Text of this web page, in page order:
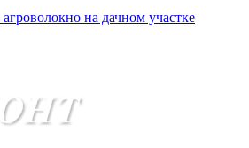
на дачном участке